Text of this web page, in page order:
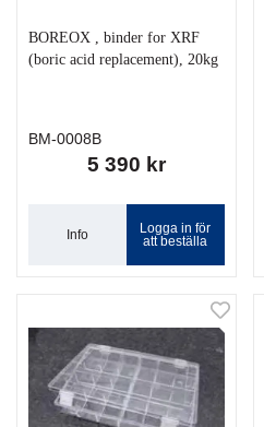
BOREOX , binder for XRF
(boric acid replacement), 20kg
BM-0008B
5 390 kr
Info
Logga in för
att beställa